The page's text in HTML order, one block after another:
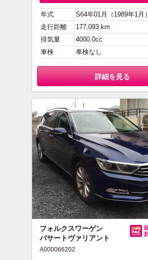
年式
S64年01月（1989年1月）
走行距離
177,093 km
排気量
4000.0cc
車検
車検なし
詳細を見る
フォルクスワーゲン
パサートヴァリアント
A000066202